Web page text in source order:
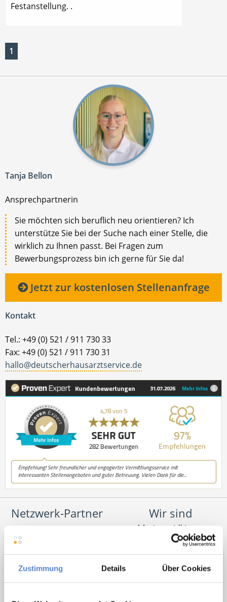
Zustimmung Details Über Cookies
Festanstellung. .
1
Tanja Bellon
Ansprechpartnerin
Sie möchten sich beruflich neu orientieren? Ich
unterstütze Sie bei der Suche nach einer Stelle, die
wirklich zu Ihnen passt. Bei Fragen zum
Bewerbungsprozess bin ich gerne für Sie da!
Jetzt zur kostenlosen Stellenanfrage
Kontakt
Tel.: +49 (0) 521 / 911 730 33
Fax: +49 (0) 521 / 911 730 31
hallo@deutscherhausarztservice.de
Netzwerk-Partner
Wir sind
Unterstützer